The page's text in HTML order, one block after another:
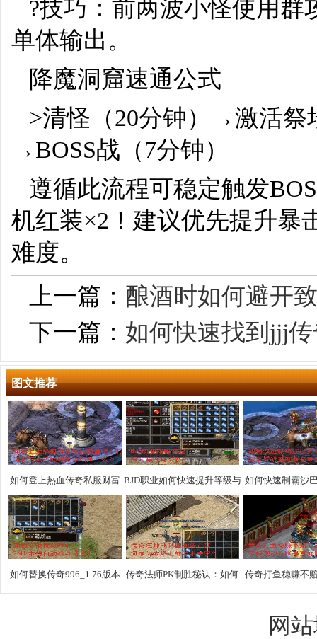
?技巧：前两波小怪使用群
单体输出。
降魔洞窟速通公式
>清怪（20分钟）→激活
→BOSS战（7分钟）
遵循此流程可稳定触发
机红装×2！建议优先提升暴
难度。
上一篇： 酿酒时如何避开
下一篇： 如何快速找到jjj
图文推荐
如何登上热血传奇私服财富
榜？打造亿万金库的终极攻
略是什么？
BJD职业如何快速提升等级与
装备？
如何快速制霸沙
宝藏争夺战有哪
巧？
如何替换传奇996_1.76版本
的自动战斗特效？
传奇法师PK制胜秘诀：如何
成为战场上的法术主宰？
传奇打鱼稳赚不
提现秒到账是
网